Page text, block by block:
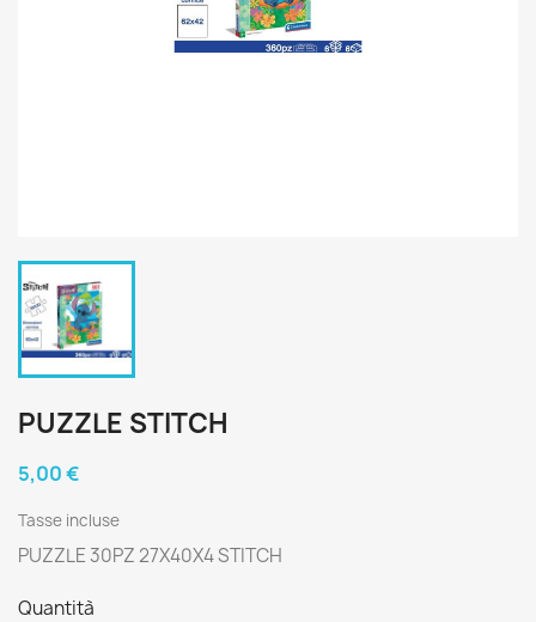
PUZZLE STITCH
5,00 €
Tasse incluse
PUZZLE 30PZ 27X40X4 STITCH
Quantità